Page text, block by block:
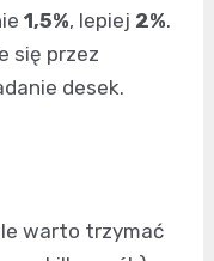
1,5%, lepiej 2%.
się przez
desek.
warto trzymać